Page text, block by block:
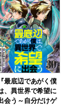
『最底辺であがく僕
、異世界で希望に
会う～自分だけゲ